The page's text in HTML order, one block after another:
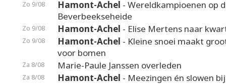
Zo 9/08 Hamont-Achel - Wereldkampioenen op
Beverbeekseheide
Zo 9/08 Hamont-Achel - Elise Mertens naar
Zo 9/08 Hamont-Achel - Kleine snoei maakt
voor bomen
Za 8/08 Marie-Paule Janssen overleden
Za 8/08 Hamont-Achel - Meezingen én slowen